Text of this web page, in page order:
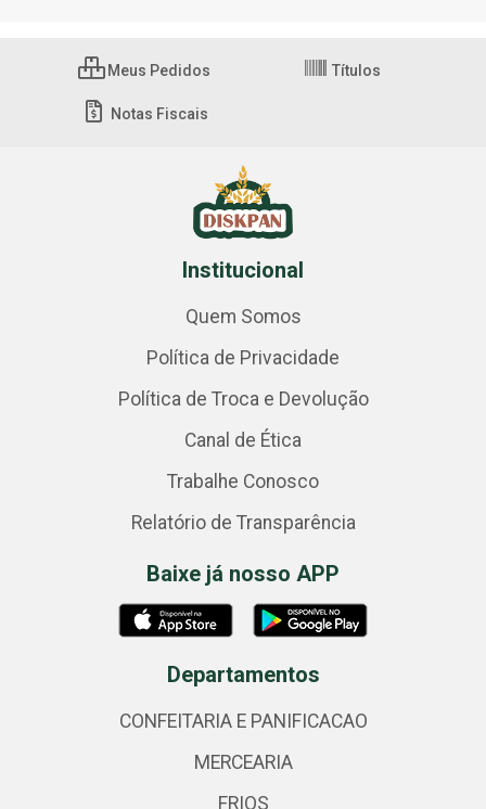
Meus Pedidos Títulos
Notas Fiscais
Institucional
Quem Somos
Política de Privacidade
Política de Troca e Devolução
Canal de Ética
Trabalhe Conosco
Relatório de Transparência
Baixe já nosso APP
Departamentos
CONFEITARIA E PANIFICACAO
MERCEARIA
FRIOS